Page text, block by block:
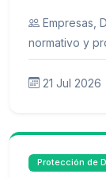
Empresas,
normativo y
21 Jul 2026
Protección de